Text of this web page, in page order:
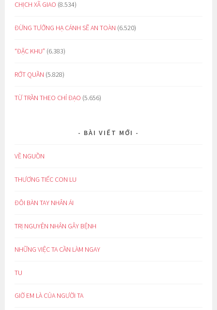
CHỊCH XÃ GIAO (8.534)
ĐỪNG TƯỞNG HẠ CÁNH SẼ AN TOÀN (6.520)
“ĐẶC KHU” (6.383)
RỚT QUẦN (5.828)
TỪ TRẦN THEO CHỈ ĐẠO (5.656)
BÀI VIẾT MỚI
VỀ NGUỒN
THƯƠNG TIẾC CON LU
ĐÔI BÀN TAY NHÂN ÁI
TRỊ NGUYÊN NHÂN GÂY BỆNH
NHỮNG VIỆC TA CẦN LÀM NGAY
TU
GIỜ EM LÀ CỦA NGƯỜI TA